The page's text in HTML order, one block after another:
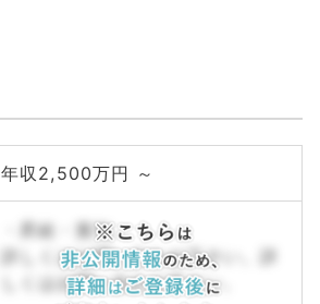
年収2,500万円 ～
・昇給・賞与
詳しくはお問い合わせ下さい。詳
しくはお問い合わせ下さい。